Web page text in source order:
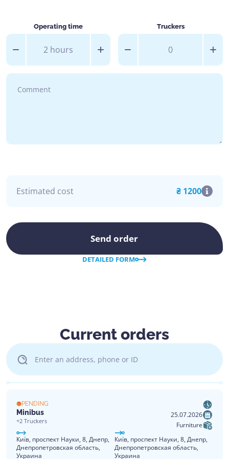
Operating time Truckers
Estimated cost ₴ 1200
Send order
DETAILED FORM
Current orders
PENDING
Minibus
+2 Truckers
25.07.2026
Furniture
Київ, проспект Науки, 8, Днепр,
Днепропетровская область,
Украина
Київ, проспект Науки, 8, Днепр,
Днепропетровская область,
Украина